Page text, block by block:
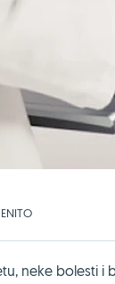
neke bolesti i